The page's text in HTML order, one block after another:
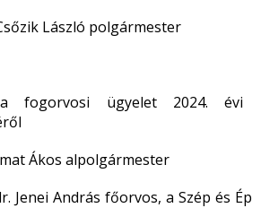
László polgármester
a fogorvosi ügyelet 2024. évi
alpolgármester
András főorvos, a Szép és Ép